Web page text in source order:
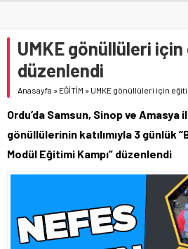
UMKE gönüllüleri için
düzenlendi
Anasayfa » EĞİTİM » UMKE gönüllüleri için
Ordu’da Samsun, Sinop ve Amasya
gönüllülerinin katılımıyla 3 günlük
Modül Eğitimi Kampı” düzenlendi